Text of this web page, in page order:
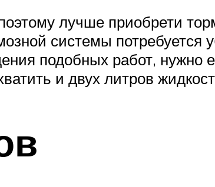
лучше приобрети
системы потребуется
подобных работ, нужно
и двух литров